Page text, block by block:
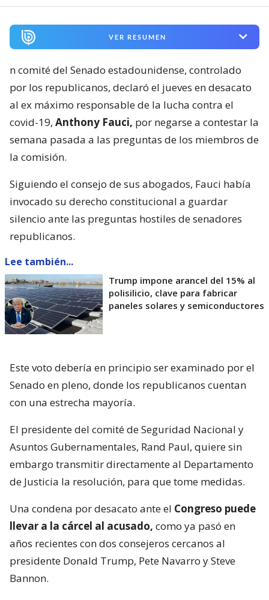
VER RESUMEN
n comité del Senado estadounidense, controlado
por los republicanos, declaró el jueves en desacato
al ex máximo responsable de la lucha contra el
covid-19, Anthony Fauci, por negarse a contestar la
semana pasada a las preguntas de los miembros de
la comisión.
Siguiendo el consejo de sus abogados, Fauci había
invocado su derecho constitucional a guardar
silencio ante las preguntas hostiles de senadores
republicanos.
Lee también...
Trump impone arancel del 15% al
polisilicio, clave para fabricar
paneles solares y semiconductores
Este voto debería en principio ser examinado por el
Senado en pleno, donde los republicanos cuentan
con una estrecha mayoría.
El presidente del comité de Seguridad Nacional y
Asuntos Gubernamentales, Rand Paul, quiere sin
embargo transmitir directamente al Departamento
de Justicia la resolución, para que tome medidas.
Una condena por desacato ante el Congreso puede
llevar a la cárcel al acusado, como ya pasó en
años recientes con dos consejeros cercanos al
presidente Donald Trump, Pete Navarro y Steve
Bannon.